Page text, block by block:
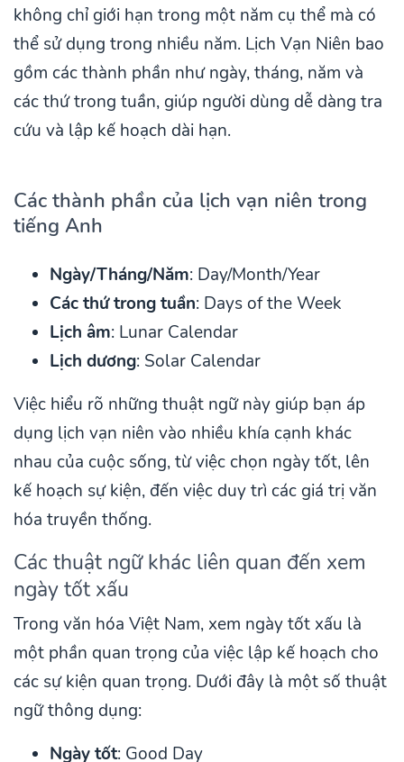
không chỉ giới hạn trong một năm cụ thể mà có
thể sử dụng trong nhiều năm. Lịch Vạn Niên bao
gồm các thành phần như ngày, tháng, năm và
các thứ trong tuần, giúp người dùng dễ dàng tra
cứu và lập kế hoạch dài hạn.
Các thành phần của lịch vạn niên trong
tiếng Anh
Ngày/Tháng/Năm: Day/Month/Year
Các thứ trong tuần: Days of the Week
Lịch âm: Lunar Calendar
Lịch dương: Solar Calendar
Việc hiểu rõ những thuật ngữ này giúp bạn áp
dụng lịch vạn niên vào nhiều khía cạnh khác
nhau của cuộc sống, từ việc chọn ngày tốt, lên
kế hoạch sự kiện, đến việc duy trì các giá trị văn
hóa truyền thống.
Các thuật ngữ khác liên quan đến xem
ngày tốt xấu
Trong văn hóa Việt Nam, xem ngày tốt xấu là
một phần quan trọng của việc lập kế hoạch cho
các sự kiện quan trọng. Dưới đây là một số thuật
ngữ thông dụng:
Ngày tốt: Good Day